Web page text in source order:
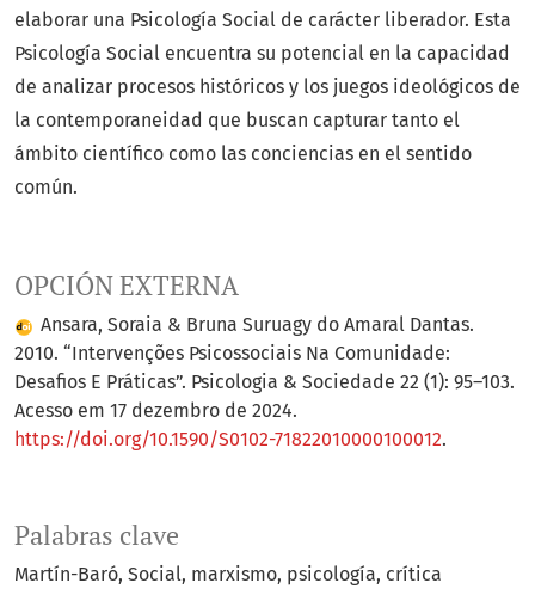
Palabras clave
Martín-Baró Social marxismo psicología crítica
OPCIÓN EXTERNA
Ansara, Soraia & Bruna Suruagy do Amaral Dantas.
2010. “Intervenções Psicossociais Na Comunidade:
Desafios E Práticas”. Psicologia & Sociedade 22 (1): 95–103.
Acesso em 17 dezembro de 2024.
https://doi.org/10.1590/S0102-71822010000100012.
elaborar una Psicología Social de carácter liberador. Esta
Psicología Social encuentra su potencial en la capacidad
de analizar procesos históricos y los juegos ideológicos de
la contemporaneidad que buscan capturar tanto el
ámbito científico como las conciencias en el sentido
común.